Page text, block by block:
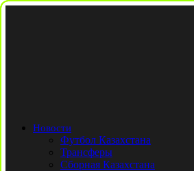
Новости
Футбол Казахстана
Трансферы
Сборная Казахстана